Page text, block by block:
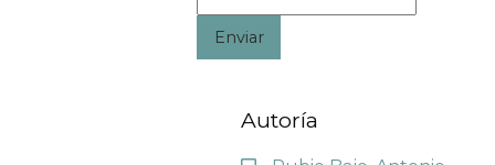
Enviar
Autoría